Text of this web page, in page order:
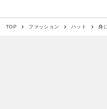
TOP ファッション ハット 身